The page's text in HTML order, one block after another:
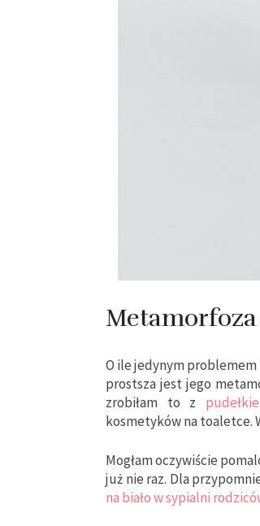
O ile jedynym
prostsza jest jego
zrobiłam to z
kosmetyków na toaletce.
Mogłam oczywiście
już nie raz. Dla
na biało w sypialni